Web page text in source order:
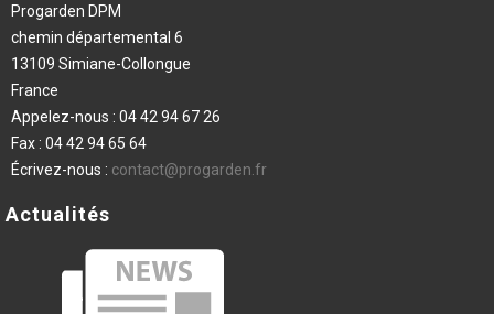
Progarden DPM
chemin départemental 6
13109 Simiane-Collongue
France
Appelez-nous : 04 42 94 67 26
Fax : 04 42 94 65 64
Écrivez-nous : contact@progarden.fr
Actualités